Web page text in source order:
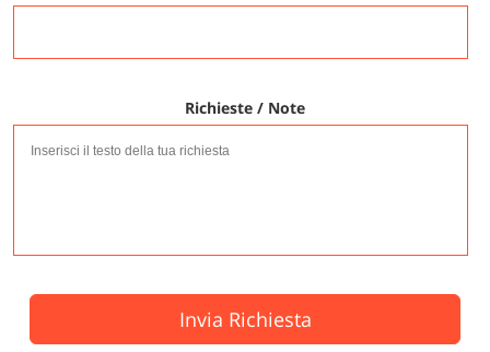
Richieste / Note
Invia Richiesta